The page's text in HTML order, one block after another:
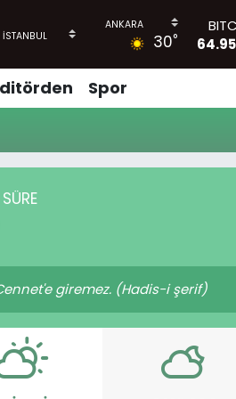
30°
Spor
giremez. (Hadis-i şerif)